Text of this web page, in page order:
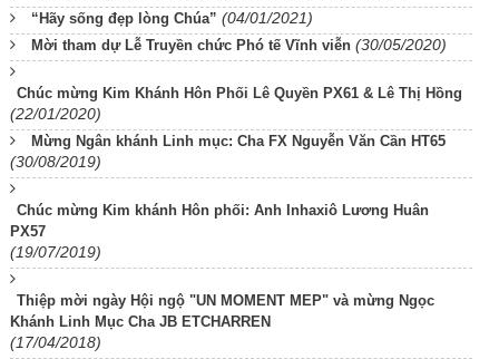
“Hãy sống đẹp lòng Chúa” (04/01/2021)
Mời tham dự Lễ Truyền chức Phó tế Vĩnh viễn (30/05/2020)
Chúc mừng Kim Khánh Hôn Phối Lê Quyền PX61 & Lê Thị Hồng
(22/01/2020)
Mừng Ngân khánh Linh mục: Cha FX Nguyễn Văn Cần HT65
(30/08/2019)
Chúc mừng Kim khánh Hôn phối: Anh Inhaxiô Lương Huân
PX57
(19/07/2019)
Thiệp mời ngày Hội ngộ "UN MOMENT MEP" và mừng Ngọc
Khánh Linh Mục Cha JB ETCHARREN
(17/04/2018)